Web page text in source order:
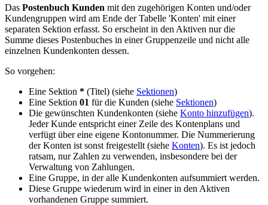
Das Postenbuch Kunden mit den zugehörigen Konten und/oder
Kundengruppen wird am Ende der Tabelle 'Konten' mit einer
separaten Sektion erfasst. So erscheint in den Aktiven nur die
Summe dieses Postenbuches in einer Gruppenzeile und nicht alle
einzelnen Kundenkonten dessen.
So vorgehen:
Eine Sektion * (Titel) (siehe Sektionen)
Eine Sektion 01 für die Kunden (siehe Sektionen)
Die gewünschten Kundenkonten (siehe Konto hinzufügen).
Jeder Kunde entspricht einer Zeile des Kontenplans und
verfügt über eine eigene Kontonummer. Die Nummerierung
der Konten ist sonst freigestellt (siehe Konten). Es ist jedoch
ratsam, nur Zahlen zu verwenden, insbesondere bei der
Verwaltung von Zahlungen.
Eine Gruppe, in der alle Kundenkonten aufsummiert werden.
Diese Gruppe wiederum wird in einer in den Aktiven
vorhandenen Gruppe summiert.